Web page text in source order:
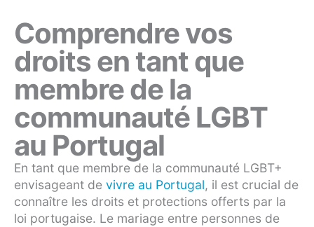
Comprendre vos
droits en tant que
membre de la
communauté LGBT
au Portugal
En tant que membre de la communauté LGBT+
envisageant de vivre au Portugal, il est crucial de
connaître les droits et protections offerts par la
loi portugaise. Le mariage entre personnes de